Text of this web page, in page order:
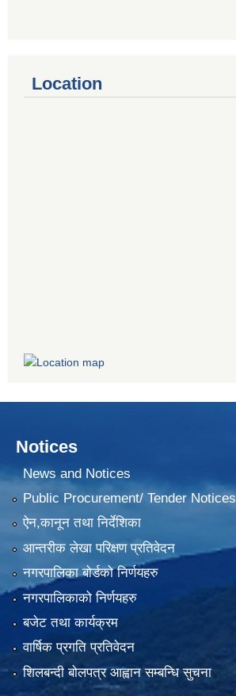
Location
Notices
News and Notices
Public Procurement/ Tender Notices
ऐन,कानून तथा निर्देशिका
आन्तरीक लेखा परिक्षण प्रतिवेदन
नगरपालिका बोर्डको निर्णयहरु
नगरपालिकाको निर्णयहरु
बजेट तथा कार्यक्रम
वार्षिक प्रगति प्रतिवेदन
शिलबन्दी बोलपत्र आह्वान सम्बन्धि सुचना